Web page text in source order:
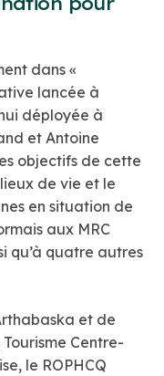
dans «
lancée à
déployée à
et Antoine
objectifs de cette
de vie et le
en situation de
aux MRC
qu’à quatre autres
et de
Centre-
le ROPHCQ